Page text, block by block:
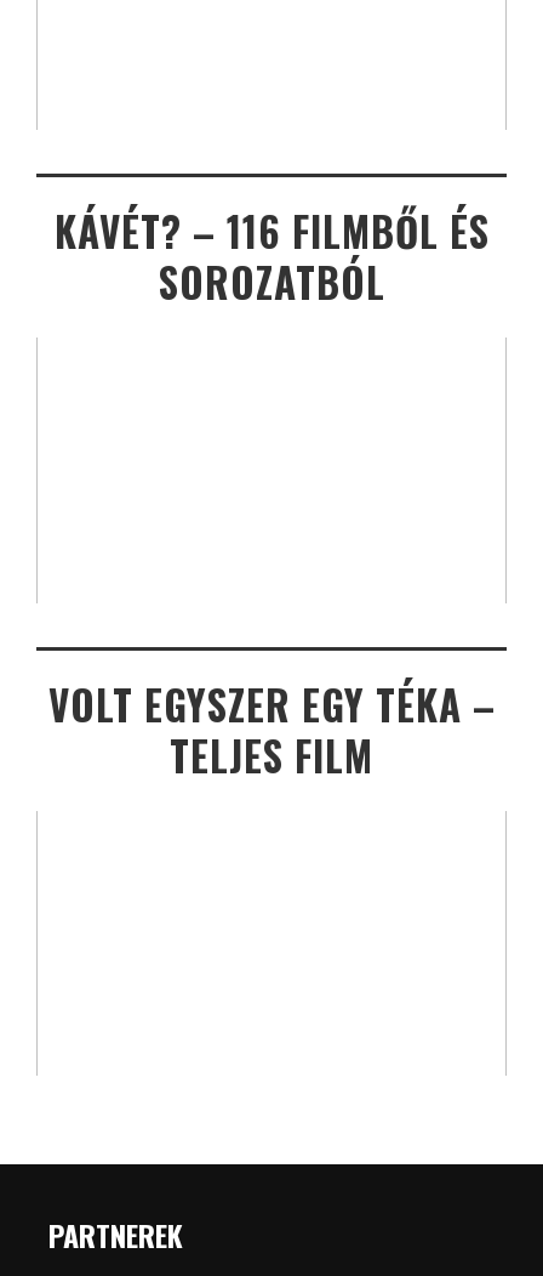
KÁVÉT? – 116 FILMBŐL ÉS
SOROZATBÓL
VOLT EGYSZER EGY TÉKA –
TELJES FILM
PARTNEREK